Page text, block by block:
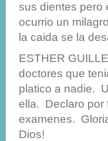
sus dientes pero
ocurrio un
la caida se la
ESTHER
doctores que
platico a nadie.
ella. Declaro por
examenes.
Dios!